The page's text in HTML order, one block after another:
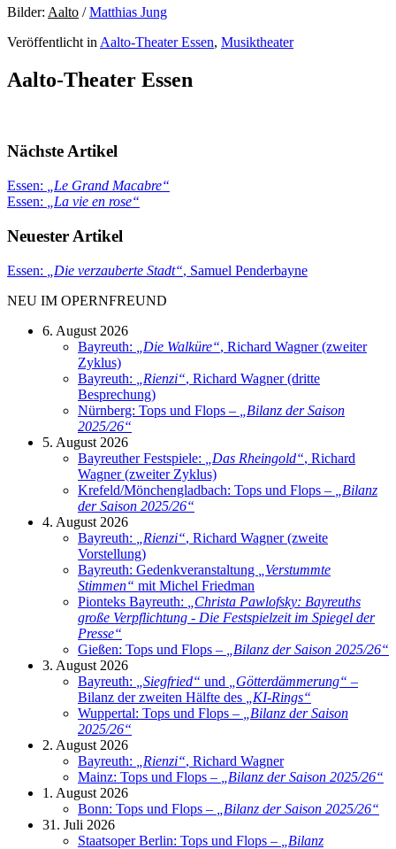
Bilder: Aalto /Matthias Jung
Veröffentlicht in Aalto-Theater Essen, Musiktheater
Aalto-Theater Essen
Nächste Artikel
Essen: Le Grand Macabre“
Essen:
La vie en rose“
Neuester Artikel
Essen: Die verzauberte Stadt“, Samuel Penderbayne
NEU IM OPERNFREUND
6. August 2026
Bayreuth:
Die Walküre“, Richard Wagner (zweiter
Zyklus)
Bayreuth:
Rienzi“, Richard Wagner (dritte
Besprechung)
Nürnberg: Tops und Flops –
Bilanz der Saison
2025/26“
5. August 2026
Bayreuther Festspiele:
Das Rheingold“, Richard
Wagner (zweiter Zyklus)
Krefeld/Mönchengladbach: Tops und Flops –
Bilanz
der Saison 2025/26“
4. August 2026
Bayreuth:
Rienzi“, Richard Wagner (zweite
Vorstellung)
Bayreuth: Gedenkveranstaltung
Verstummte
Stimmen“ mit Michel Friedman
Pionteks Bayreuth:
Christa Pawlofsky: Bayreuths
große Verpflichtung - Die Festspielzeit im Spiegel der
Presse“
Gießen: Tops und Flops –
Bilanz der Saison 2025/26“
3. August 2026
Bayreuth:
„Siegfried“ und Götterdämmerung“ –
Bilanz der zweiten Hälfte des
KI-Rings“
Wuppertal: Tops und Flops –
Bilanz der Saison
2025/26“
2. August 2026
Bayreuth:
Rienzi“, Richard Wagner
Mainz: Tops und Flops –
Bilanz der Saison 2025/26“
1. August 2026
Bonn: Tops und Flops –
Bilanz der Saison 2025/26“
31. Juli 2026
Staatsoper Berlin: Tops und Flops –
Bilanz